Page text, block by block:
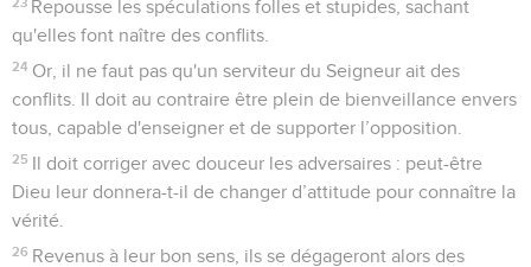
Repousse les spéculations folles et stupides, sachant
qu'elles font naître des conflits.
24 Or, il ne faut pas qu'un serviteur du Seigneur ait des
conflits. Il doit au contraire être plein de bienveillance envers
tous, capable d'enseigner et de supporter l’opposition.
25 Il doit corriger avec douceur les adversaires : peut-être
Dieu leur donnera-t-il de changer d’attitude pour connaître la
vérité.
26 Revenus à leur bon sens, ils se dégageront alors des